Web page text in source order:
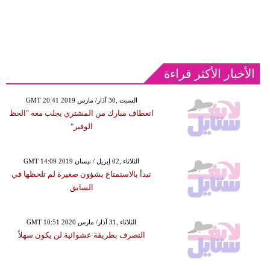
الأخبار الأكثر قراءة
GMT 20:41 2019 السبت ,30 آذار/ مارس
انعطاف مبارك من المشتري يجلب معه "الحظ
الوفير"
GMT 14:09 2019 الثلاثاء ,02 إبريل / نيسان
تبدأ بالاستمتاع بشؤون صغيرة لم تلحظها في
السابق
GMT 10:51 2020 الثلاثاء ,31 آذار/ مارس
التصرف بطريقة عشوائية لن يكون سهلاً